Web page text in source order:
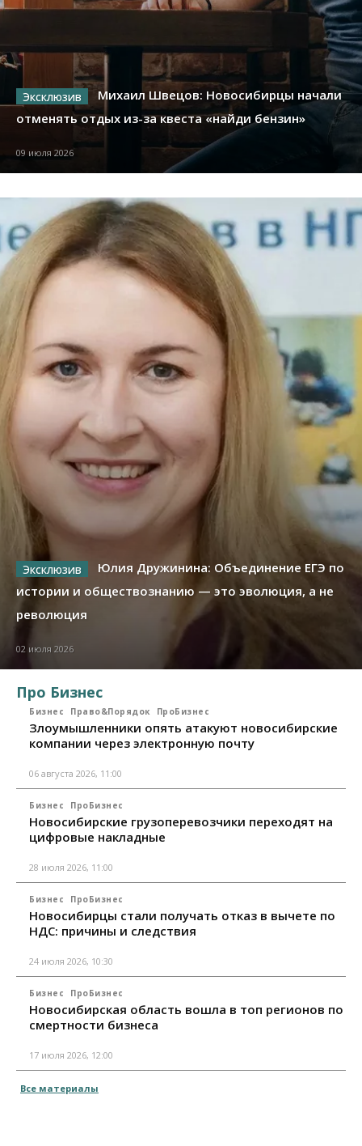
Михаил Швецов: Новосибирцы начали
отменять отдых из-за квеста «найди бензин»
09 июля 2026
Юлия Дружинина: Объединение ЕГЭ по
истории и обществознанию — это эволюция, а не
революция
02 июля 2026
Про Бизнес
Бизнес Право&Порядок ПроБизнес
Злоумышленники опять атакуют новосибирские
компании через электронную почту
06 августа 2026, 11:00
Бизнес ПроБизнес
Новосибирские грузоперевозчики переходят на
цифровые накладные
28 июля 2026, 11:00
Бизнес ПроБизнес
Новосибирцы стали получать отказ в вычете по
НДС: причины и следствия
24 июля 2026, 10:30
Бизнес ПроБизнес
Новосибирская область вошла в топ регионов по
смертности бизнеса
17 июля 2026, 12:00
Все материалы